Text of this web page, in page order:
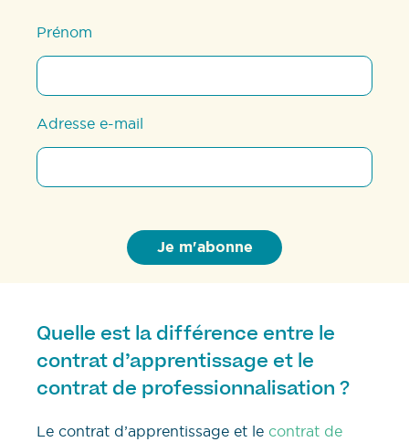
Prénom
Adresse e-mail
Quelle est la différence entre le
contrat d’apprentissage et le
contrat de professionnalisation ?
Le contrat d’apprentissage et le contrat de